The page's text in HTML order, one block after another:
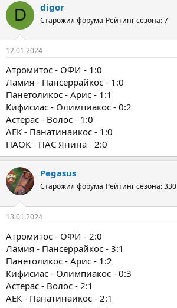
D digor
Старожил форума Рейтинг сезона: 7
12.01.2024
Атромитос - ОФИ - 1:0
Ламия - Пансеррайкос - 1:0
Панетоликос - Арис - 1:1
Кифисиас - Олимпиакос - 0:2
Астерас - Волос - 1:0
АЕК - Панатинаикос - 1:0
ПАОК - ПАС Янина - 2:0
Pegasus
Старожил форума Рейтинг сезона: 330
13.01.2024
Атромитос - ОФИ - 2:0
Ламия - Пансеррайкос - 3:1
Панетоликос - Арис - 1:2
Кифисиас - Олимпиакос - 0:3
Астерас - Волос - 2:1
АЕК - Панатинаикос - 2:1